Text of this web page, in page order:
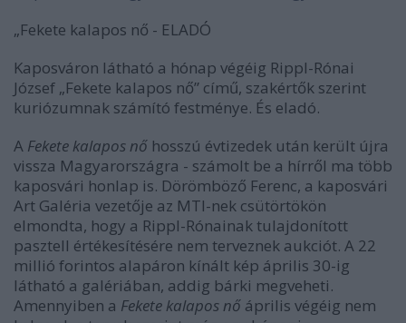
„Fekete kalapos nő - ELADÓ
Kaposváron látható a hónap végéig Rippl-Rónai
József „Fekete kalapos nő” című, szakértők szerint
kuriózumnak számító festménye. És eladó.
A Fekete kalapos nő hosszú évtizedek után került újra
vissza Magyarországra - számolt be a hírről ma több
kaposvári honlap is. Dörömböző Ferenc, a kaposvári
Art Galéria vezetője az MTI-nek csütörtökön
elmondta, hogy a Rippl-Rónainak tulajdonított
pasztell értékesítésére nem terveznek aukciót. A 22
millió forintos alapáron kínált kép április 30-ig
látható a galériában, addig bárki megveheti.
Amennyiben a Fekete kalapos nő április végéig nem